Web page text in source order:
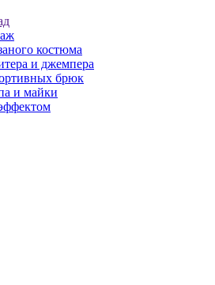
костюма
и джемпера
брюк
и майки